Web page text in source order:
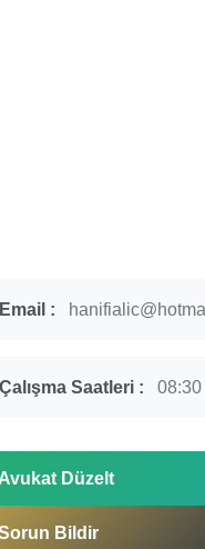
Email :
Çalışma Saatleri : 08:30
Avukat Düzelt
Bildir